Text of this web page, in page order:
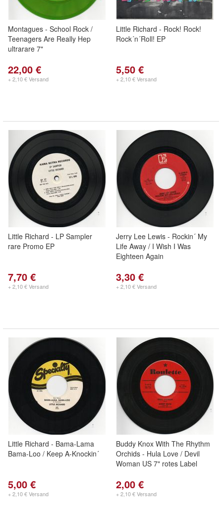
Montagues - School Rock /
Teenagers Are Really Hep
ultrarare 7"
22,00 €
+ 2,10 € Versand
Little Richard - Rock! Rock!
Rock´n´Roll! EP
5,50 €
+ 2,10 € Versand
Little Richard - LP Sampler
rare Promo EP
7,70 €
+ 2,10 € Versand
Jerry Lee Lewis - Rockin´ My
Life Away / I Wish I Was
Eighteen Again
3,30 €
+ 2,10 € Versand
Little Richard - Bama-Lama
Bama-Loo / Keep A-Knockin´
5,00 €
+ 2,10 € Versand
Buddy Knox With The Rhythm
Orchids - Hula Love / Devil
Woman US 7" rotes Label
2,00 €
+ 2,10 € Versand